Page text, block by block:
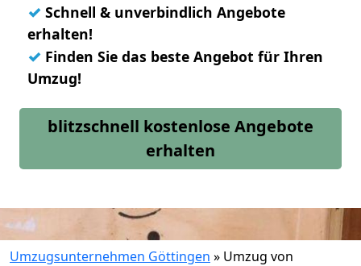
✓ Schnell & unverbindlich Angebote
erhalten!
✓ Finden Sie das beste Angebot für Ihren
Umzug!
blitzschnell kostenlose Angebote
erhalten
Umzugsunternehmen Göttingen » Umzug von